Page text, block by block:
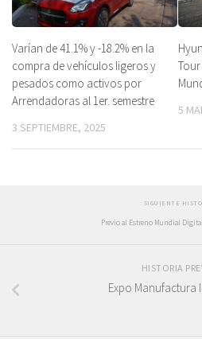
Varían de 41.1% y -18.2% en la
compra de vehículos ligeros y
pesados como activos por
Arrendadoras al 1er. semestre
3 SEPTIEMBRE, 2025
5
SIGUIENTE
Previo al Estreno Mundial
HISTORIA
Expo Manufactura